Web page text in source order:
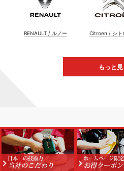
RENAULT / ルノー Citroen / シト
もっと見
日本一の技術力
当社のこだわり
ホームページ限定
お得クーポン